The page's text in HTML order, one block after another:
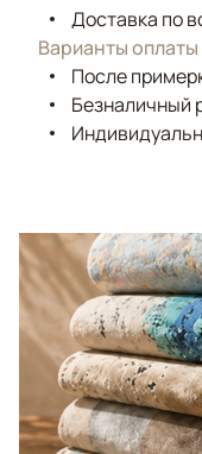
Доставка по
Варианты оплаты
После
Безналичный